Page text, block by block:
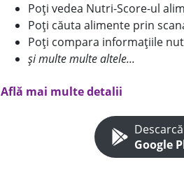
Poți vedea Nutri-Score-ul
Poți căuta alimente prin
Poți compara informațiile
și multe multe altele...
Află mai multe detalii
Google